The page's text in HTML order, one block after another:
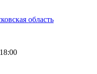
область